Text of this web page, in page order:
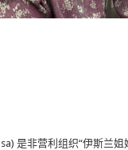
是非营利组织“伊斯兰